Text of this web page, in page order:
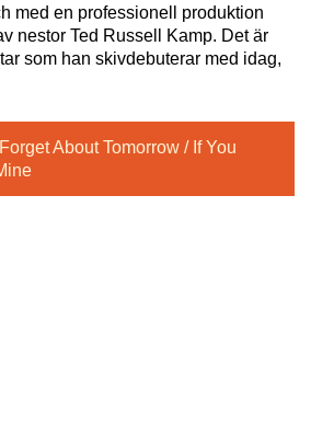
med en professionell produktion
nestor Ted Russell Kamp. Det är
som han skivdebuterar med idag,
About Tomorrow / If You